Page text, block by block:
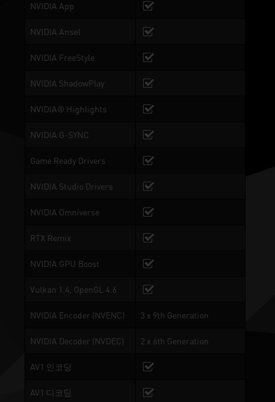
NVIDIA App
NVIDIA Ansel
NVIDIA FreeStyle
NVIDIA ShadowPlay
NVIDIA® Highlights
NVIDIA G-SYNC
Game Ready Drivers
NVIDIA Studio Drivers
NVIDIA Omniverse
RTX Remix
NVIDIA GPU Boost
Vulkan 1.4, OpenGL 4.6
NVIDIA Encoder (NVENC) 3 x 9th Generation
NVIDIA Decoder (NVDEC) 2 x 6th Generation
AV1 인코딩
AV1 디코딩